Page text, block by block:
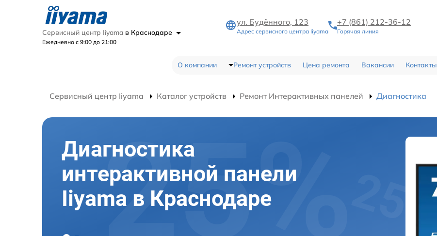
Сервисный центр Iiyama в Краснодаре
Ежедневно с 9:00 до 21:00
ул. Будённого, 123
Адрес сервисного центра Iiyama
+7 (861) 212-36-12
Горячая линия
О компании Ремонт устройств Цена ремонта Вакансии Контакты
Сервисный центр Iiyama Каталог устройств Ремонт Интерактивных панелей Диагностика
Диагностика
интерактивной панели
Iiyama в Краснодаре